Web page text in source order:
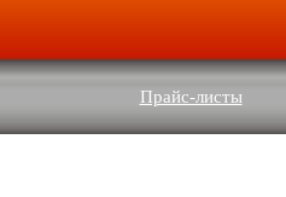
Прайс-листы